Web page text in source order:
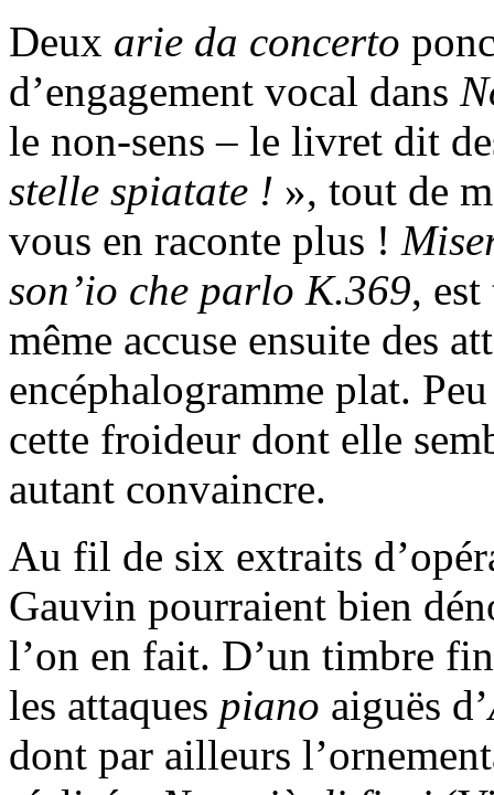
Deux arie da concerto
d’engagement vocal dans
le non-sens – le livret dit
stelle spiatate ! », tout de
vous en raconte plus !
son’io che parlo K.369,
même accuse ensuite des
encéphalogramme plat.
cette froideur dont elle
autant convaincre.
Au fil de six extraits
Gauvin pourraient bien
l’on en fait. D’un timbre
les attaques piano aiguës d’
dont par ailleurs